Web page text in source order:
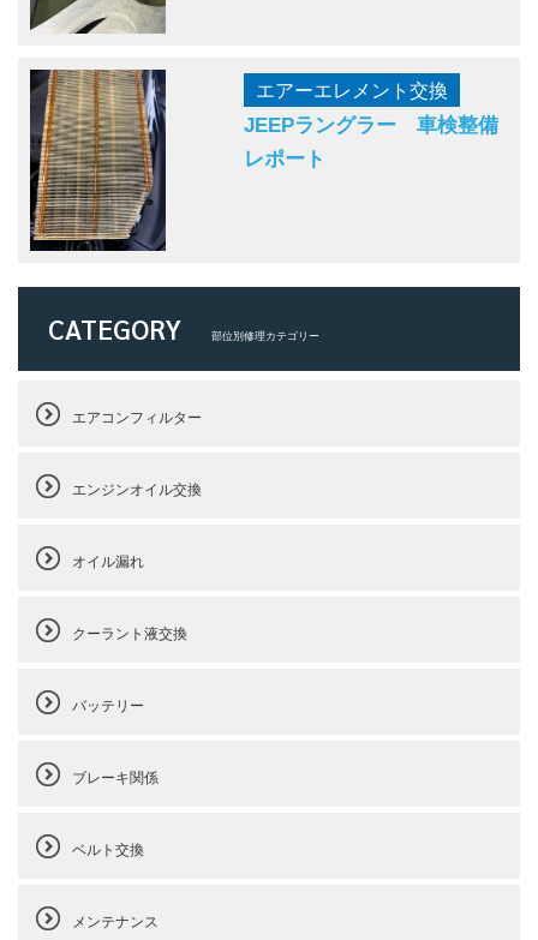
エアーエレメント交換
JEEPラングラー 車検整備
レポート
CATEGORY 部位別修理カテゴリー
エアコンフィルター
エンジンオイル交換
オイル漏れ
クーラント液交換
バッテリー
ブレーキ関係
ベルト交換
メンテナンス